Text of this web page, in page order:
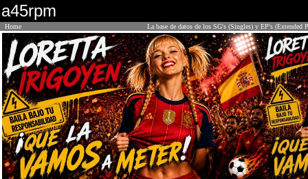
a45rpm
Home La base de datos de los SG's (Singles) y EP's (Extended